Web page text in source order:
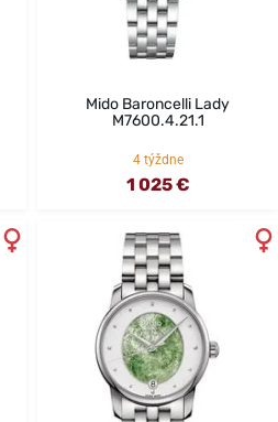
Mido Baroncelli Lady
M7600.4.21.1
4 týždne
1 025 €